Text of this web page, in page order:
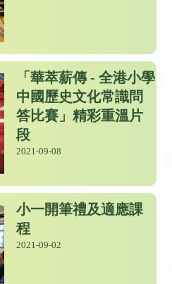
「華萃薪傳 - 全港小學
中國歷史文化常識問
答比賽」精彩重溫片
段
2021-09-08
小一開筆禮及適應課
程
2021-09-02